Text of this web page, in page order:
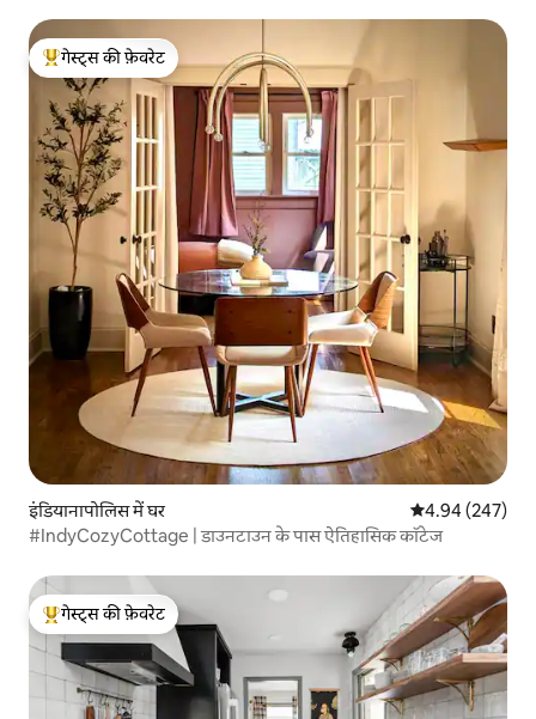
गेस्ट्स का टॉप फ़ेवरेट
गेस्ट्स की फ़ेवरेट
इंडियानापोलिस में घर औसत रेटिंग 5 में से
4.94 (247)
#IndyCozyCottage | डाउनटाउन के पास ऐतिहासिक कॉटेज
गेस्ट्स का टॉप फ़ेवरेट
गेस्ट्स की फ़ेवरेट